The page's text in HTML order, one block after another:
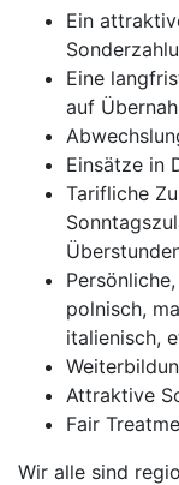
Ein
Eine
auf
Einsätze in
Tarifliche
polnisch,
italienisch,
Attraktive
Fair
Wir alle sind